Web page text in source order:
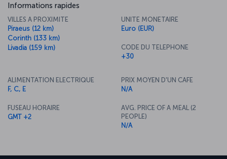
Informations rapides
VILLES A PROXIMITE
Piraeus (12 km)
Corinth (133 km)
Livadia (159 km)
UNITE MONETAIRE
Euro (EUR)
CODE DU TELEPHONE
+30
ALIMENTATION ELECTRIQUE
F, C, E
FUSEAU HORAIRE
GMT +2
PRIX MOYEN D'UN CAFE
N/A
AVG. PRICE OF A MEAL (2
PEOPLE)
N/A